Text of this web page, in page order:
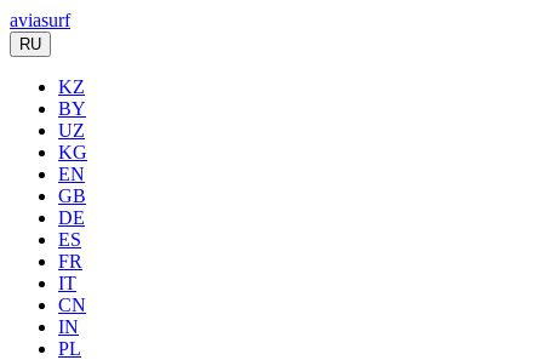
aviasurf
RU
KZ
BY
UZ
KG
EN
GB
DE
ES
FR
IT
CN
IN
PL